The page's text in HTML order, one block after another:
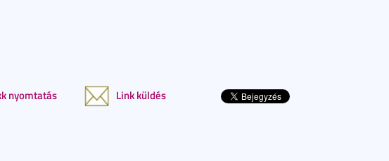
nyomtatás Link küldés